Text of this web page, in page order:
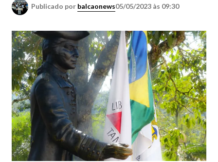
Publicado por balcaonews05/05/2023 às 09:30